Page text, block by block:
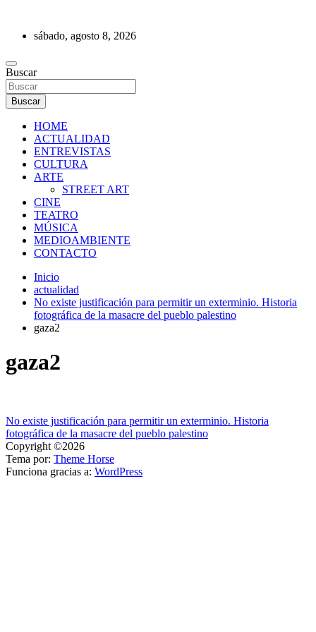
contenidosábado, agosto 8, 2026
REVISTA DE PRENSA
Buscar
Buscar
HOME
ACTUALIDAD
ENTREVISTAS
CULTURA
ARTE
STREET ART
CINE
TEATRO
MÚSICA
MEDIOAMBIENTE
CONTACTO
Inicio
actualidad
No existe justificación para permitir un exterminio. Historia
fotográfica de la masacre del pueblo palestino
gaza2
gaza2
Navegación
de
entradas
No existe justificación para permitir un exterminio. Historia
fotográfica de la masacre del pueblo palestino
Copyright ©2026
Tema por: Theme Horse
Funciona gracias a: WordPress